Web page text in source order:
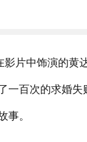
片中饰演的黄
一百次的求婚
事。